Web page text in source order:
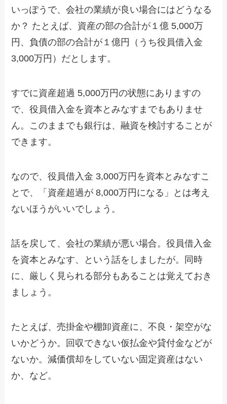
いっぽうで、会社の業績が良い場合にはどうなる
か？ たとえば、資産の部の合計が１億 5,000万
円、負債の部の合計が１億円（うち役員借入金
3,000万円）だとします。
すでに資産超過 5,000万円の状態にありますの
で、役員借入金を資本とみなすまでもありませ
ん。このままでも銀行は、融資を検討することが
できます。
なので、役員借入金 3,000万円を資本とみなすこ
とで、「資産超過が 8,000万円になる」とは考え
ないほうがいいでしょう。
話を戻して、会社の業績が悪い場合。役員借入金
を資本とみなす、という話をしましたが。同時
に、厳しく見られる部分もあることは覚えておき
ましょう。
たとえば、売掛金や棚卸資産に、不良・架空がな
いかどうか。回収できない仮払金や貸付金などが
ないか。減価償却をしていない固定資産はない
か、など。